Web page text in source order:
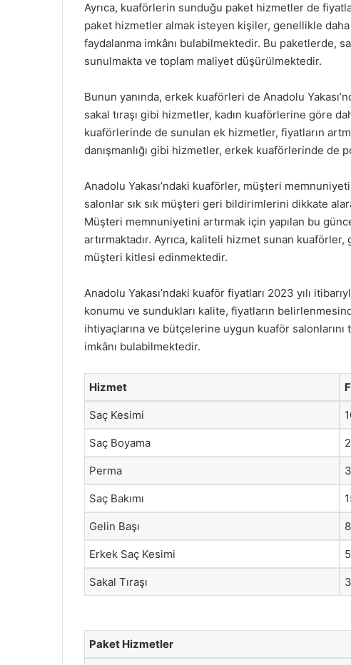
Ayrıca, kuaförlerin sunduğu paket hizmetler de
paket hizmetler almak isteyen kişiler, genellikle
faydalanma imkânı bulabilmektedir. Bu paketlerde,
sunulmakta ve toplam maliyet düşürülmektedir.
Bunun yanında, erkek kuaförleri de Anadolu
sakal tıraşı gibi hizmetler, kadın kuaförlerine göre
kuaförlerinde de sunulan ek hizmetler, fiyatların
danışmanlığı gibi hizmetler, erkek kuaförlerinde de
Anadolu Yakası’ndaki kuaförler, müşteri
salonlar sık sık müşteri geri bildirimlerini dikkate
Müşteri memnuniyetini artırmak için yapılan bu
artırmaktadır. Ayrıca, kaliteli hizmet sunan
müşteri kitlesi edinmektedir.
Anadolu Yakası’ndaki kuaför fiyatları 2023 yılı
konumu ve sundukları kalite, fiyatların
ihtiyaçlarına ve bütçelerine uygun kuaför
imkânı bulabilmektedir.
Hizmet
Saç Kesimi
Saç Boyama
Perma
Saç Bakımı
Gelin Başı
Erkek Saç Kesimi
Sakal Tıraşı
Paket Hizmetler